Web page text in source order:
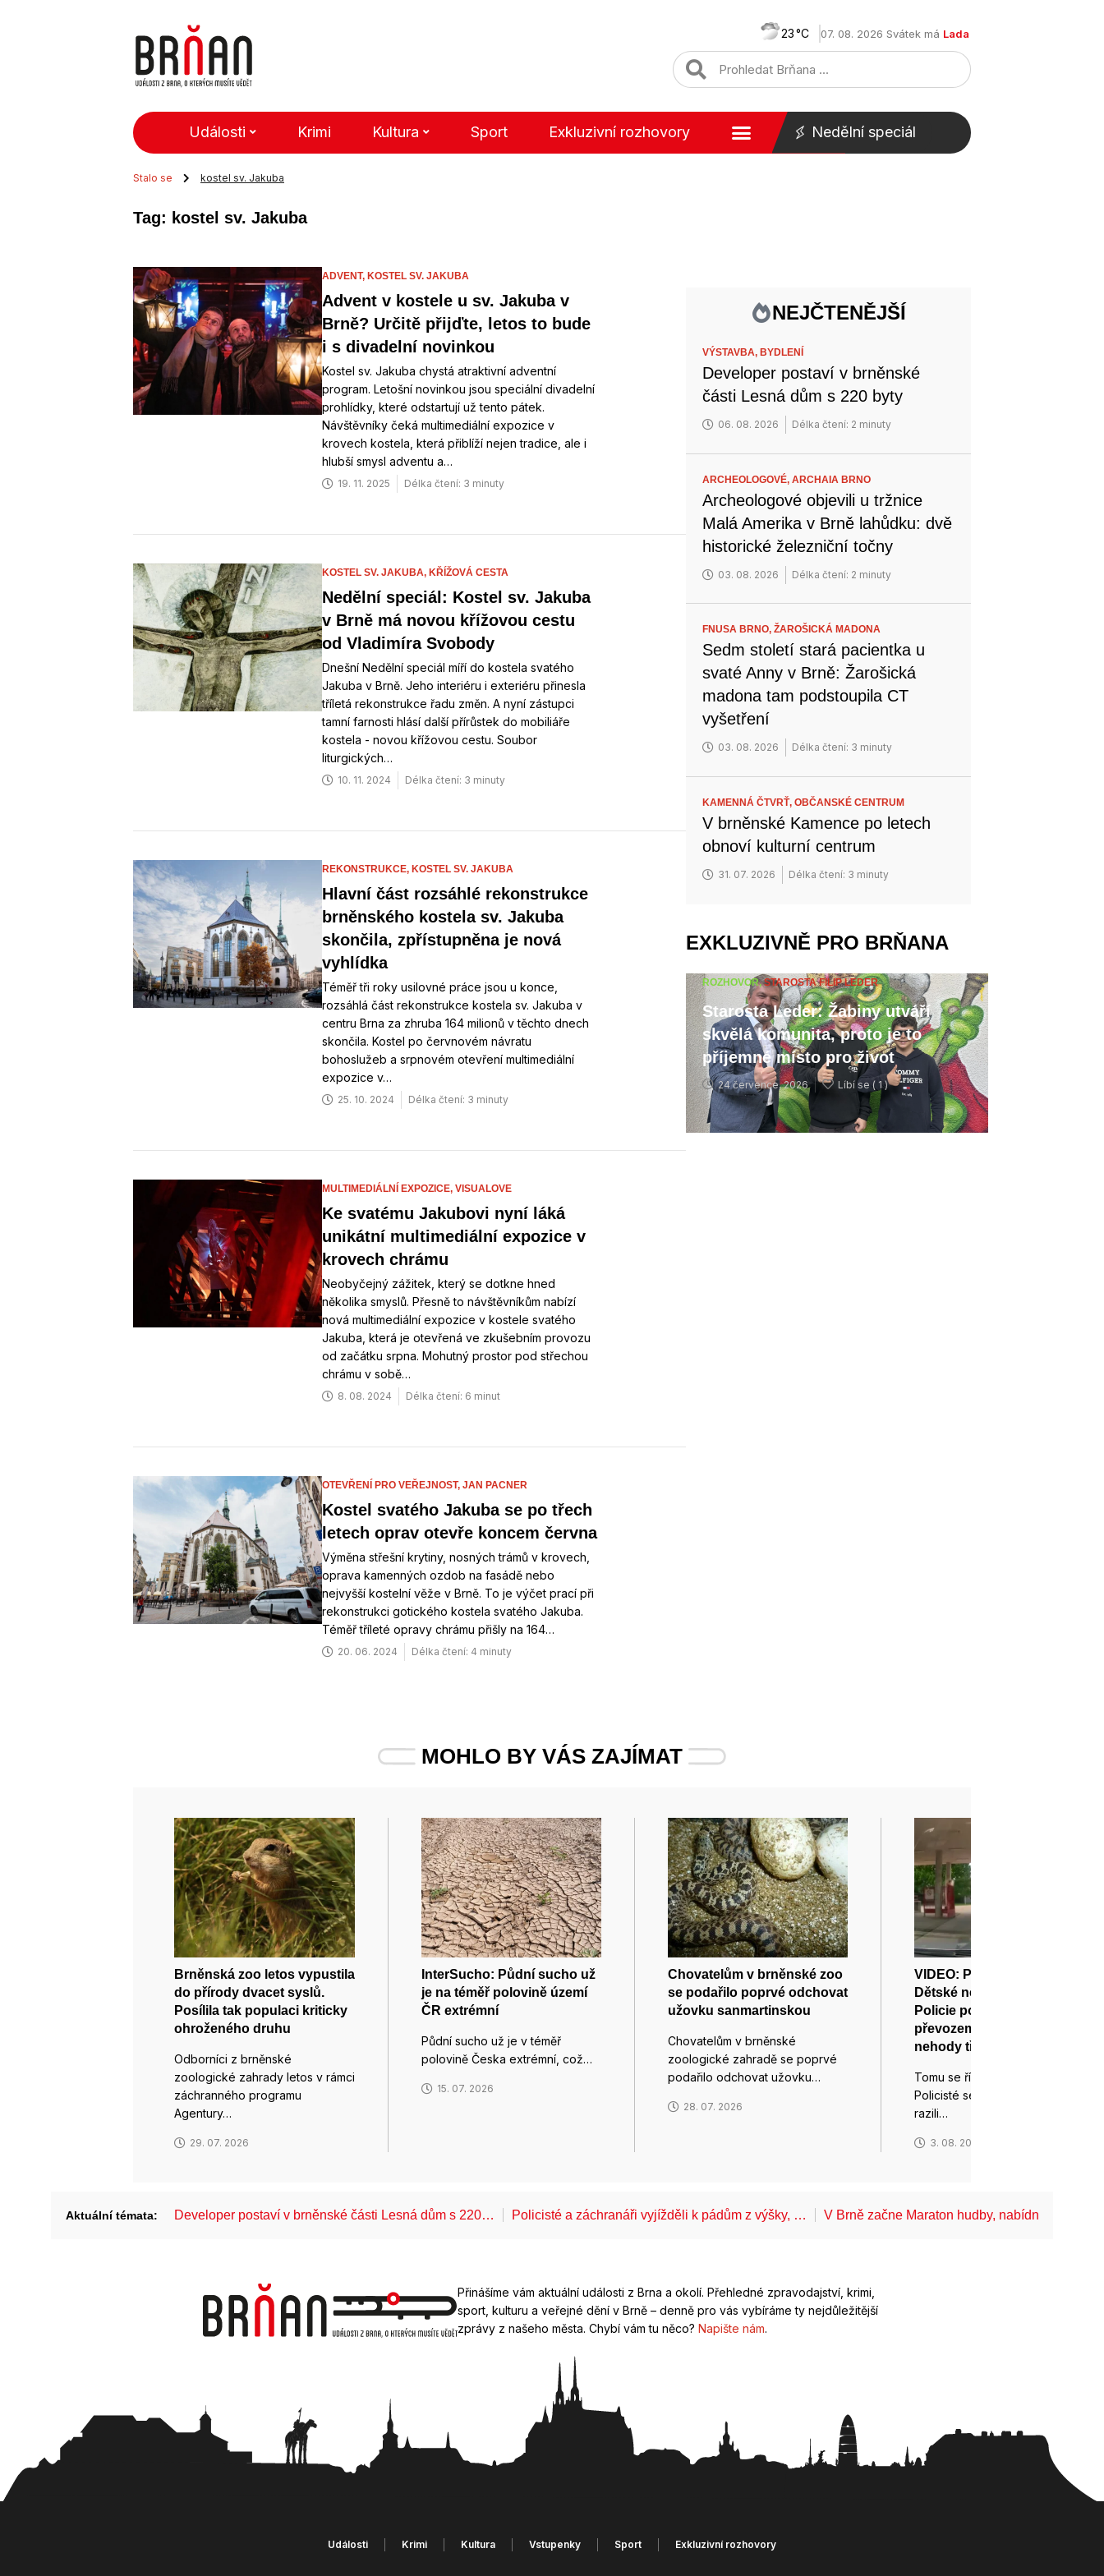
23 07. 08. 2026 Svátek má Lada
Události Krimi Kultura Sport Exkluzivní rozhovory Nedělní speciál
Stalo se kostel sv. Jakuba
Tag: kostel sv. Jakuba
ADVENT, KOSTEL SV. JAKUBA
Advent v kostele u sv. Jakuba v
Brně? Určitě přijďte, letos to bude
i s divadelní novinkou
Kostel sv. Jakuba chystá atraktivní adventní
program. Letošní novinkou jsou speciální divadelní
prohlídky, které odstartují už tento pátek.
Návštěvníky čeká multimediální expozice v
krovech kostela, která přiblíží nejen tradice, ale i
hlubší smysl adventu a…
19. 11. 2025 Délka čtení: 3 minuty
KOSTEL SV. JAKUBA, KŘÍŽOVÁ CESTA
Nedělní speciál: Kostel sv. Jakuba
v Brně má novou křížovou cestu
od Vladimíra Svobody
Dnešní Nedělní speciál míří do kostela svatého
Jakuba v Brně. Jeho interiéru i exteriéru přinesla
tříletá rekonstrukce řadu změn. A nyní zástupci
tamní farnosti hlásí další přírůstek do mobiliáře
kostela - novou křížovou cestu. Soubor
liturgických…
10. 11. 2024 Délka čtení: 3 minuty
REKONSTRUKCE, KOSTEL SV. JAKUBA
Hlavní část rozsáhlé rekonstrukce
brněnského kostela sv. Jakuba
skončila, zpřístupněna je nová
vyhlídka
Téměř tři roky usilovné práce jsou u konce,
rozsáhlá část rekonstrukce kostela sv. Jakuba v
centru Brna za zhruba 164 milionů v těchto dnech
skončila. Kostel po červnovém návratu
bohoslužeb a srpnovém otevření multimediální
expozice v…
25. 10. 2024 Délka čtení: 3 minuty
MULTIMEDIÁLNÍ EXPOZICE, VISUALOVE
Ke svatému Jakubovi nyní láká
unikátní multimediální expozice v
krovech chrámu
Neobyčejný zážitek, který se dotkne hned
několika smyslů. Přesně to návštěvníkům nabízí
nová multimediální expozice v kostele svatého
Jakuba, která je otevřená ve zkušebním provozu
od začátku srpna. Mohutný prostor pod střechou
chrámu v sobě…
8. 08. 2024 Délka čtení: 6 minut
OTEVŘENÍ PRO VEŘEJNOST, JAN PACNER
Kostel svatého Jakuba se po třech
letech oprav otevře koncem června
Výměna střešní krytiny, nosných trámů v krovech,
oprava kamenných ozdob na fasádě nebo
nejvyšší kostelní věže v Brně. To je výčet prací při
rekonstrukci gotického kostela svatého Jakuba.
Téměř tříleté opravy chrámu přišly na 164…
20. 06. 2024 Délka čtení: 4 minuty
NEJČTENĚJŠÍ
VÝSTAVBA, BYDLENÍ
Developer postaví v brněnské
části Lesná dům s 220 byty
06. 08. 2026 Délka čtení: 2 minuty
ARCHEOLOGOVÉ,ARCHAIA BRNO
Archeologové objevili u tržnice
Malá Amerika v Brně lahůdku: dvě
historické železniční točny
03. 08. 2026 Délka čtení: 2 minuty
FNUSA BRNO,ŽAROŠICKÁ MADONA
Sedm století stará pacientka u
svaté Anny v Brně: Žarošická
madona tam podstoupila CT
vyšetření
03. 08. 2026 Délka čtení: 3 minuty
KAMENNÁ ČTVRŤ,OBČANSKÉ CENTRUM
V brněnské Kamence po letech
obnoví kulturní centrum
31. 07. 2026 Délka čtení: 3 minuty
EXKLUZIVNĚ PRO BRŇANA
ROZHOVOR,STAROSTA FILIP LEDER
Starosta Leder: Žabiny utváří
skvělá komunita, proto je to
příjemné místo pro život
24 července, 2026 Líbí se ( 1 )
MOHLO BY VÁS ZAJÍMAT
Brněnská zoo letos vypustila
do přírody dvacet syslů.
Posílila tak populaci kriticky
ohroženého druhu
Odborníci z brněnské
zoologické zahrady letos v rámci
záchranného programu
Agentury…
29. 07. 2026
InterSucho: Půdní sucho už
je na téměř polovině území
ČR extrémní
Půdní sucho už je v téměř
polovině Česka extrémní, což…
15. 07. 2026
Chovatelům v brněnské zoo
se podařilo poprvé odchovat
užovku sanmartinskou
Chovatelům v brněnské
zoologické zahradě se poprvé
podařilo odchovat užovku…
28. 07. 2026
VIDEO: Pod majáky až do
Dětské nemocnice v Brně.
Policie pomáhala s
převozem děvčátka od
nehody tří aut
Tomu se říká pořádná jízda.
Policisté se zapnutými majáky
razili…
3. 08. 2026
Aktuální témata: Developer postaví v brněnské části Lesná dům s 220… Policisté a záchranáři vyjížděli k pádům z výšky, … V Brně začne Maraton hudby, nabídne
Přinášíme vám aktuální události z Brna a okolí. Přehledné zpravodajství, krimi,
sport, kulturu a veřejné dění v Brně – denně pro vás vybíráme ty nejdůležitější
zprávy z našeho města. Chybí vám tu něco? Napište nám.
Události Krimi Kultura Vstupenky Sport Exkluzivní rozhovory